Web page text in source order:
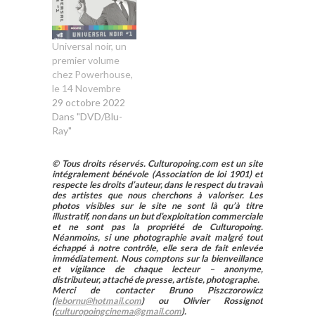
Universal noir, un
premier volume
chez Powerhouse,
le 14 Novembre
29 octobre 2022
Dans "DVD/Blu-
Ray"
© Tous droits réservés. Culturopoing.com est un site
intégralement bénévole (Association de loi 1901) et
respecte les droits d’auteur, dans le respect du travail
des artistes que nous cherchons à valoriser. Les
photos visibles sur le site ne sont là qu’à titre
illustratif, non dans un but d’exploitation commerciale
et ne sont pas la propriété de Culturopoing.
Néanmoins, si une photographie avait malgré tout
échappé à notre contrôle, elle sera de fait enlevée
immédiatement. Nous comptons sur la bienveillance
et vigilance de chaque lecteur – anonyme,
distributeur, attaché de presse, artiste, photographe.
Merci de contacter Bruno Piszczorowicz
(lebornu@hotmail.com) ou Olivier Rossignot
(culturopoingcinema@gmail.com).